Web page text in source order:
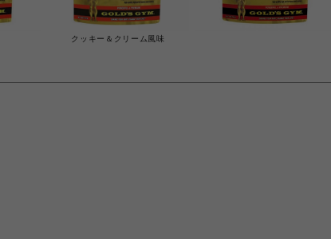
クッキー＆クリーム風味